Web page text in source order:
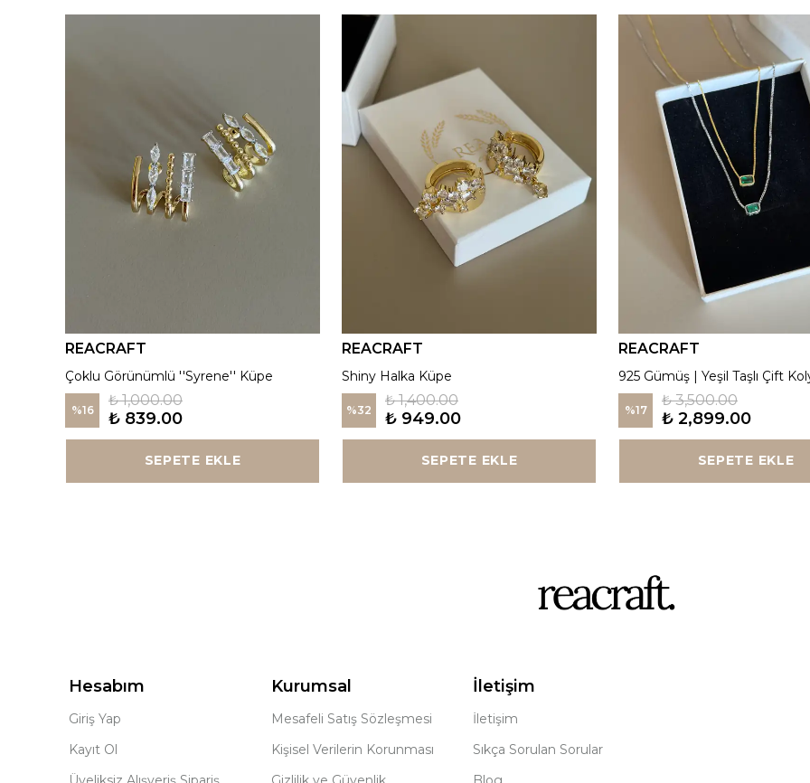
REACRAFT
Çoklu Görünümlü ''Syrene'' Küpe
%16
₺ 1,000.00
₺ 839.00
SEPETE EKLE
REACRAFT
Shiny Halka Küpe
%32
₺ 1,400.00
₺ 949.00
SEPETE EKLE
REACRAFT
925 Gümüş | Yeşil Taşlı Çift
%17
₺ 3,500.00
₺ 2,899.00
SEPETE EKLE
Hesabım
Giriş Yap
Kayıt Ol
Kurumsal
Mesafeli Satış Sözleşmesi
Kişisel Verilerin Korunması
İletişim
İletişim
Sıkça Sorulan Sorular